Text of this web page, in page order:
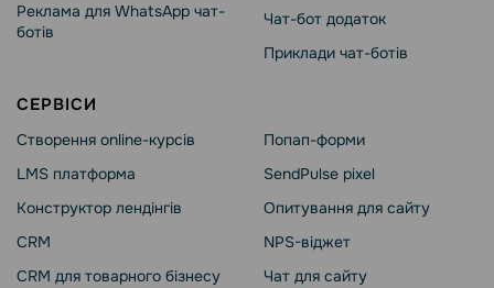
Реклама для WhatsApp чат-
ботів
Чат-бот додаток
Приклади чат-ботів
СЕРВІСИ
Створення online-курсів
LMS платформа
Конструктор лендінгів
CRM
CRM для товарного бізнесу
Попап-форми
SendPulse pixel
Опитування для сайту
NPS-віджет
Чат для сайту